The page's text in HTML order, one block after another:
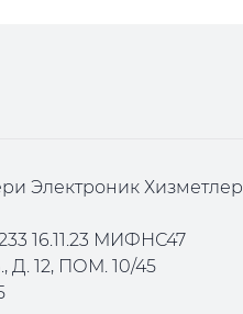
Электроник
16.11.23 МИФНС47
12, ПОМ. 10/45